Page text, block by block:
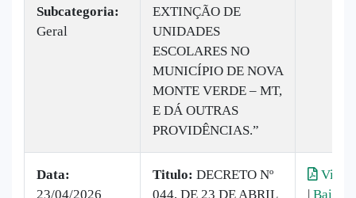
Subcategoria:
Geral
EXTINÇÃO DE
UNIDADES
ESCOLARES NO
MUNICÍPIO DE NOVA
MONTE VERDE – MT,
E DÁ OUTRAS
PROVIDÊNCIAS.”
Data:
23/04/2026
Titulo: DECRETO Nº
044, DE 23 DE ABRIL
| Baixar